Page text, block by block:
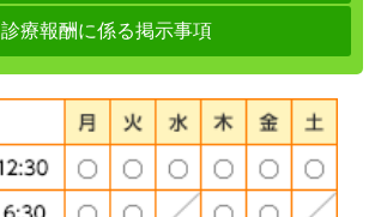
診療報酬に係る掲示事項